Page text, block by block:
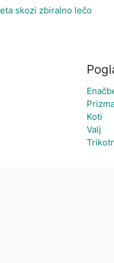
skozi zbiralno lečo
Koti
Valj